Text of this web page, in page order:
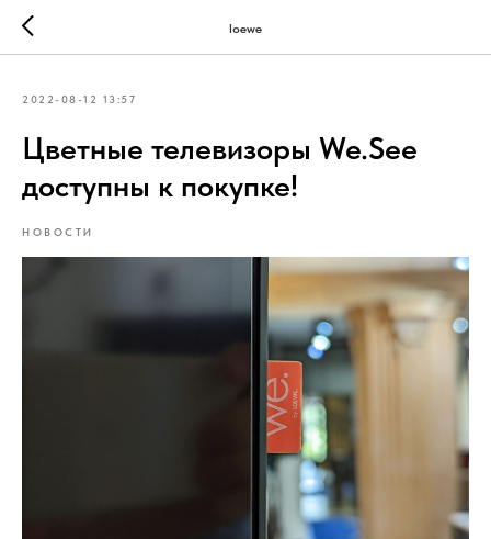
loewe
2022-08-12 13:57
Цветные телевизоры We.See
доступны к покупке!
НОВОСТИ